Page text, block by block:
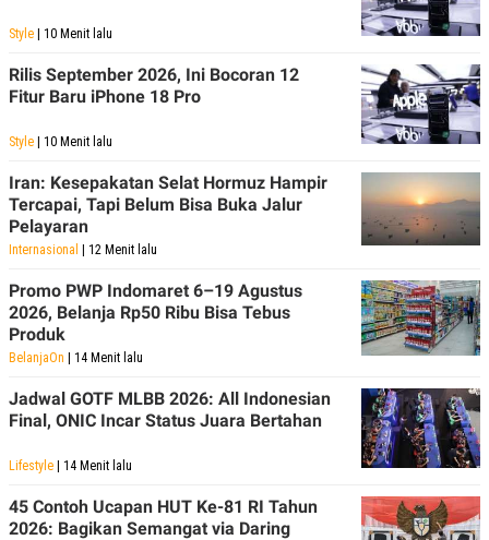
Style | 10 Menit lalu
Rilis September 2026, Ini Bocoran 12
Fitur Baru iPhone 18 Pro
Style | 10 Menit lalu
Iran: Kesepakatan Selat Hormuz Hampir
Tercapai, Tapi Belum Bisa Buka Jalur
Pelayaran
Internasional | 12 Menit lalu
Promo PWP Indomaret 6–19 Agustus
2026, Belanja Rp50 Ribu Bisa Tebus
Produk
BelanjaOn | 14 Menit lalu
Jadwal GOTF MLBB 2026: All Indonesian
Final, ONIC Incar Status Juara Bertahan
Lifestyle | 14 Menit lalu
45 Contoh Ucapan HUT Ke-81 RI Tahun
2026: Bagikan Semangat via Daring